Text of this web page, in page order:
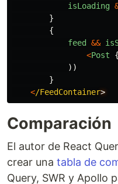
isLoading
}
{
feed
&&
<Post
))
}
</FeedContainer
Comparación
El autor de React
crear una tabla de
Query, SWR y Apollo